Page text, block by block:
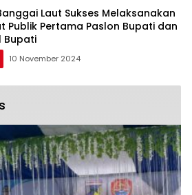
Laut Sukses Melaksanakan
Publik Pertama Paslon Bupati dan
Bupati
10 November 2024